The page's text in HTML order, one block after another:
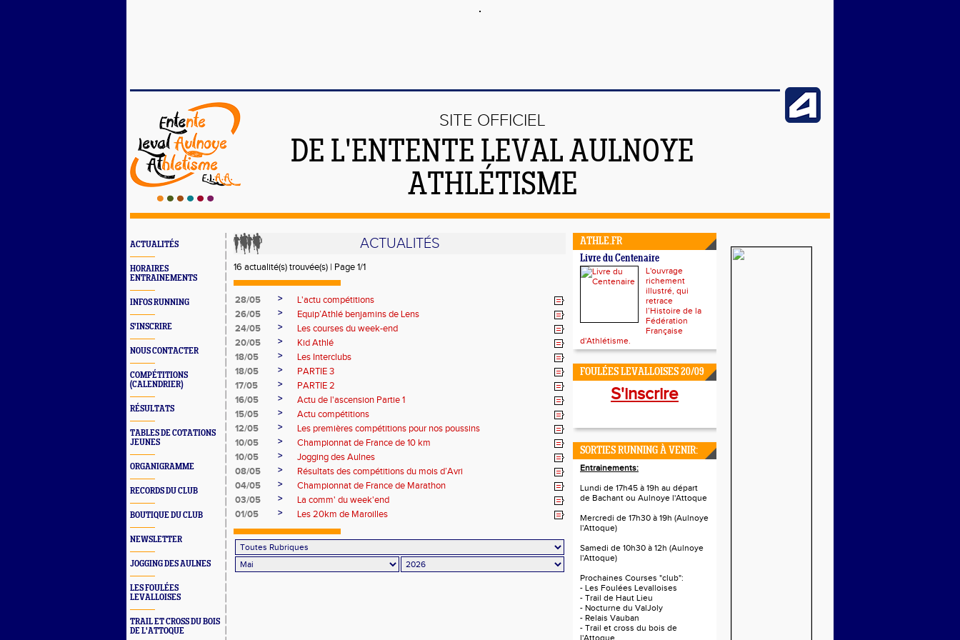
SITE OFFICIEL
DE L'ENTENTE LEVAL AULNOYE
ATHLÉTISME
ACTUALITÉS
HORAIRES
ENTRAINEMENTS
INFOS RUNNING
S'INSCRIRE
NOUS CONTACTER
COMPÉTITIONS
(CALENDRIER)
RÉSULTATS
TABLES DE COTATIONS
JEUNES
ORGANIGRAMME
RECORDS DU CLUB
BOUTIQUE DU CLUB
NEWSLETTER
JOGGING DES AULNES
LES FOULÉES
LEVALLOISES
TRAIL ET CROSS DU BOIS
DE L'ATTOQUE
ACTUALITÉS
16 actualité(s) trouvée(s) | Page 1/1
28/05 >
L'actu compétitions
26/05
>
Equip’Athlé benjamins de Lens
24/05
>
Les courses du week-end
20/05
>
Kid Athlé
18/05
>
Les Interclubs
18/05
>
PARTIE 3
17/05
>
PARTIE 2
16/05
>
Actu de l'ascension Partie 1
15/05
>
Actu compétitions
12/05
>
Les premières compétitions pour nos poussins
10/05
>
Championnat de France de 10 km
10/05
>
Jogging des Aulnes
08/05
>
Résultats des compétitions du mois d’Avri
04/05
>
Championnat de France de Marathon
03/05
>
La comm' du week'end
01/05
> Les 20km de Maroilles
ATHLE.FR
Livre du Centenaire
L'ouvrage
richement
illustré, qui
retrace
l’Histoire de la
Fédération
Française
d'Athlétisme.
FOULÉES LEVALLOISES 20/09
S'inscrire
SORTIES RUNNING À VENIR:
Entrainements:
Lundi de 17h45 à 19h au départ
de Bachant ou Aulnoye l'Attoque
Mercredi de 17h30 à 19h (Aulnoye
l'Attoque)
Samedi de 10h30 à 12h (Aulnoye
l'Attoque)
Prochaines Courses "club":
- Les Foulées Levalloises
- Trail de Haut Lieu
- Nocturne du ValJoly
- Relais Vauban
- Trail et cross du bois de
l'Attoque